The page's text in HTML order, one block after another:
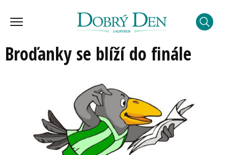
Broďanky se blíží do finále